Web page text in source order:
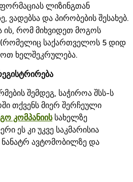
ლიზინგთან
ვადებსა და პირობების შესახებ.
ის, რომ მიხვიდეთ მოგოს
საქართველოს 5 დიდ
ხელშეკრულება.
შემდეგ, საჭიროა შსს-ს
თქვენს მიერ შერჩეული
კომპანიისსახელზე
ეს კი უკვე საკმარისია
ავტომობილზე და